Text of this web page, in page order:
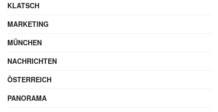
KLATSCH
MARKETING
MÜNCHEN
NACHRICHTEN
ÖSTERREICH
PANORAMA